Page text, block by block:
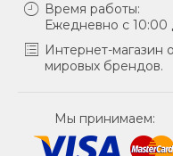
Время работы:
Ежедневно с 10:00
Интернет-магазин
мировых брендов.
Мы принимаем: